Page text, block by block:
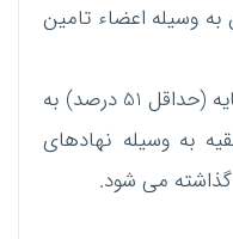
وسیله اعضاء تامین
_شرکت هایی که قسمتی از سرمایه (حداقل 51 درصد) به
به وسیله نهادهای
می شود.